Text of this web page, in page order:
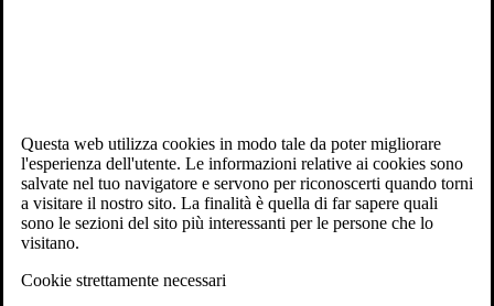
Questa web utilizza cookies in modo tale da poter migliorare
l'esperienza dell'utente. Le informazioni relative ai cookies sono
salvate nel tuo navigatore e servono per riconoscerti quando torni
a visitare il nostro sito. La finalità è quella di far sapere quali
sono le sezioni del sito più interessanti per le persone che lo
visitano.
Cookie strettamente necessari